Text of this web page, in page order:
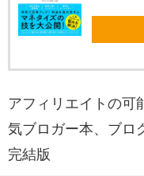
アフィリエイトの可
気ブロガー本、ブロ
完結版